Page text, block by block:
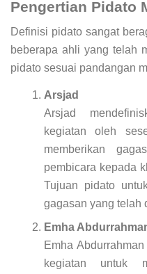
Pengertian Pidato
Definisi pidato sangat
beberapa ahli yang telah
pidato sesuai pandangan
Arsjad
Arsjad
kegiatan oleh
memberikan
pembicara kepada
Tujuan pidato
gagasan yang telah
Emha
Emha
kegiatan untuk